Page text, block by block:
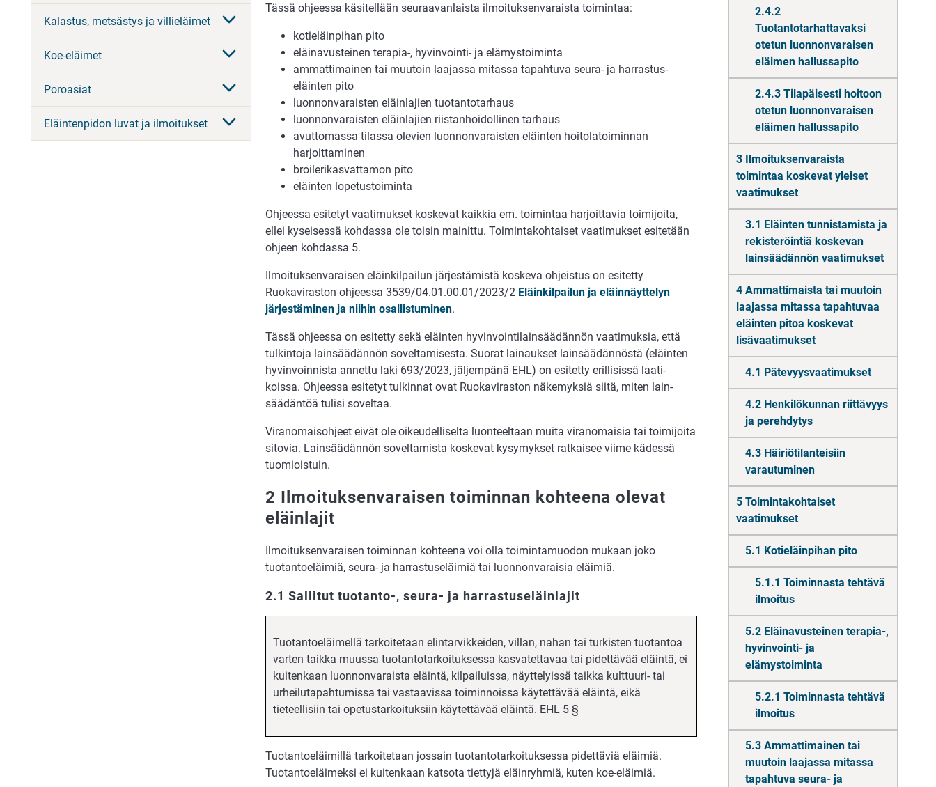
Kalastus, metsästys ja villieläimet
Koe-eläimet
Poroasiat
Eläintenpidon luvat ja ilmoitukset
2.4.2
Tuotantotarhattavaksi
otetun luonnonvaraisen
eläimen hallussapito
2.4.3 Tilapäisesti hoitoon
otetun luonnonvaraisen
eläimen hallussapito
3 Ilmoituksenvaraista
toimintaa koskevat yleiset
vaatimukset
3.1 Eläinten tunnistamista ja
rekisteröintiä koskevan
lainsäädännön vaatimukset
4 Ammattimaista tai muutoin
laajassa mitassa tapahtuvaa
eläinten pitoa koskevat
lisävaatimukset
4.1 Pätevyysvaatimukset
4.2 Henkilökunnan riittävyys
ja perehdytys
4.3 Häiriötilanteisiin
varautuminen
5 Toimintakohtaiset
vaatimukset
5.1 Kotieläinpihan pito
5.1.1 Toiminnasta tehtävä
ilmoitus
5.2 Eläinavusteinen terapia-,
hyvinvointi- ja
elämystoiminta
5.2.1 Toiminnasta tehtävä
ilmoitus
5.3 Ammattimainen tai
muutoin laajassa mitassa
tapahtuva seura- ja
Tässä ohjeessa käsitellään seuraavanlaista ilmoituksenvaraista toimintaa:
kotieläinpihan pito
eläinavusteinen terapia-, hyvinvointi- ja elämystoiminta
ammattimainen tai muutoin laajassa mitassa tapahtuva seura- ja harrastus­
eläinten pito
luonnonvaraisten eläinlajien tuotantotarhaus
luonnonvaraisten eläinlajien riistanhoidollinen tarhaus
avuttomassa tilassa olevien luonnonvaraisten eläinten hoitolatoiminnan
harjoittaminen
broilerikasvattamon pito
eläinten lopetustoiminta
Ohjeessa esitetyt vaatimukset koskevat kaikkia em. toimintaa harjoittavia toimijoita,
ellei kyseisessä kohdassa ole toisin mainittu. Toimintakohtaiset vaatimukset esite­tään
ohjeen kohdassa 5.
Ilmoituksenvaraisen eläinkilpailun järjestämistä koskeva ohjeistus on esitetty
Ruokaviraston ohjeessa 3539/04.01.00.01/2023/2 Eläinkilpailun ja eläinnäytte­lyn
järjestäminen ja niihin osallistuminen.
Tässä ohjeessa on esitetty sekä eläinten hyvinvointilainsäädännön vaatimuksia, että
tulkintoja lainsäädännön soveltamisesta. Suorat lainaukset lainsäädännöstä (eläinten
hyvinvoinnista annettu laki 693/2023, jäljempänä EHL) on esitetty erillisissä laati­
koissa. Ohjeessa esitetyt tulkinnat ovat Ruokaviraston näkemyksiä siitä, miten lain­
säädäntöä tulisi soveltaa.
Viranomaisohjeet eivät ole oikeudelliselta luonteeltaan muita viranomaisia tai toimi­joita
sitovia. Lainsäädännön soveltamista koskevat kysymykset ratkaisee viime kädessä
tuomioistuin.
2 Ilmoituksenvaraisen toiminnan kohteena olevat
eläinlajit
Ilmoituksenvaraisen toiminnan kohteena voi olla toimintamuodon mukaan joko
tuotantoeläimiä, seura- ja harrastuseläimiä tai luonnonvaraisia eläimiä.
2.1 Sallitut tuotanto-, seura- ja harrastuseläinlajit
Tuotantoeläimellä tarkoitetaan elintarvikkeiden, villan, nahan tai turkisten tuotantoa
varten taikka muussa tuotantotarkoituksessa kasvatettavaa tai pidettävää eläintä, ei
kuitenkaan luon­nonvaraista eläintä, kilpailuissa, näyttelyissä taikka kulttuuri- tai
urheilutapahtumissa tai vastaavissa toiminnoissa käytettävää eläintä, eikä
tieteellisiin tai opetustarkoituksiin käytettävää eläintä. EHL 5 §
Tuotantoeläimillä tarkoitetaan jossain tuotantotarkoituksessa pidettäviä eläimiä.
Tuotantoeläimeksi ei kuitenkaan katsota tiettyjä eläinryhmiä, kuten koe-eläimiä.